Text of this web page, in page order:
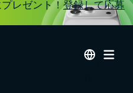
レゼント！登録して応募